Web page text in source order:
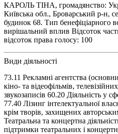
КАРОЛЬ ТІНА, громадянство:
Київська обл., Броварський р-н,
будинок 68. Тип бенефіціарного
вирішальний вплив Відсоток
відсоток права голосу: 100
Види діяльності
73.11 Рекламні агентства
кіно- та відеофільмів,
звукозаписів 60.20 Діяльність у
77.40 Лізинг інтелектуальної
крім творів, захищених
Театральна та концертна
підтримки театральних і